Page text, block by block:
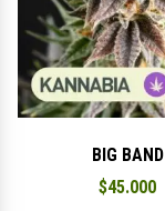
BIG BAND
$45.000